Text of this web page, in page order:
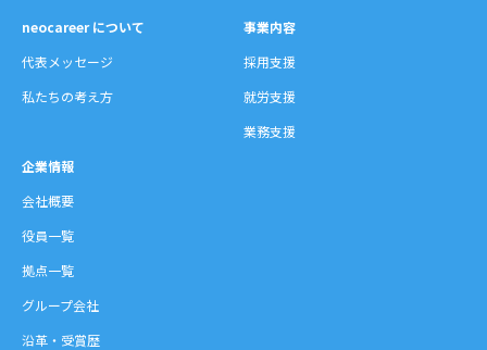
neocareer について
代表メッセージ
私たちの考え方
事業内容
採用支援
就労支援
業務支援
企業情報
会社概要
役員一覧
拠点一覧
グループ会社
沿革・受賞歴